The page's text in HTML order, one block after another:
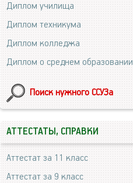
Диплом училища
Диплом техникума
Диплом колледжа
Диплом о среднем образовании
Поиск нужного ССУЗа
АТТЕСТАТЫ, СПРАВКИ
Аттестат за 11 класс
Аттестат за 9 класс